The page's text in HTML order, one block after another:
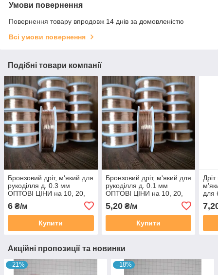
Умови повернення
Повернення товару впродовж 14 днів за домовленістю
Всі умови повернення
Подібні товари компанії
Бронзовий дріт, м'який для
рукоділля д. 0.3 мм
ОПТОВІ ЦІНИ на 10, 20,
6 ₴/м
Купити
Бронзовий дріт, м'який для
рукоділля д. 0.1 мм
ОПТОВІ ЦІНИ на 10, 20,
5,20₴/м
Купити
для
Акційні пропозиції та новинки
–21% –18%